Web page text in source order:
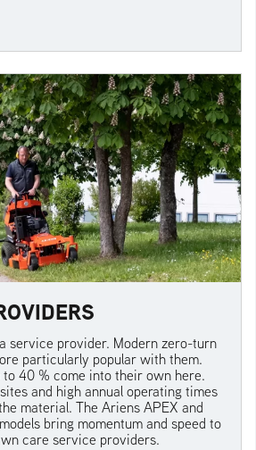
service provider. Modern zero-turn
particularly popular with them.
40 % come into their own here.
and high annual operating times
material. The Ariens APEX and
bring momentum and speed to
care service providers.